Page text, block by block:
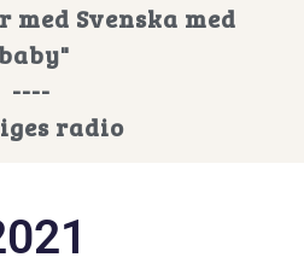
Svenska med
----
radio